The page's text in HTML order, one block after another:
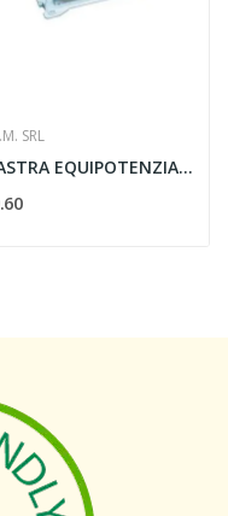
SRL
PIASTRA EQUIPOTENZIALE - S.E.M SRL 0309